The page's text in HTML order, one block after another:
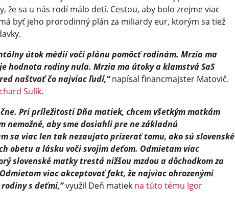
že sa u nás rodí málo detí. Cestou, aby bolo zrejme viac
byť jeho prorodinný plán za miliardy eur, ktorým sa tiež
útok médií voči plánu pomôcť rodinám. Mrzia ma
hodnota rodiny nula. Mrzia ma útoky a klamstvá SaS
naštvať čo najviac ľudí,“napísal financmajster Matovič.
Sulík.
Pri príležitosti Dňa matiek, chcem všetkým matkám
nemožné, aby sme dosiahli pre ne základnú
sa viac len tak nezaujato prizerať tomu, ako sú slovenské
obetu a lásku voči svojim deťom. Odmietam viac
slovenské matky trestá nižšou mzdou a dôchodkom za
viac akceptovať fakt, že najviac ohrozenými
s deťmi,“využil Deň matiek na túto tému Igor